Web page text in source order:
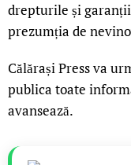
drepturile și
prezumția de
Călărași Press va
publica toate
avansează.